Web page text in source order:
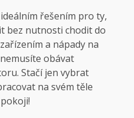
řešením pro ty,
bez nutnosti chodit do
a nápady na
obávat
Stačí jen vybrat
na svém těle